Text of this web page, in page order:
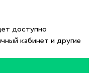
доступно
кабинет и другие